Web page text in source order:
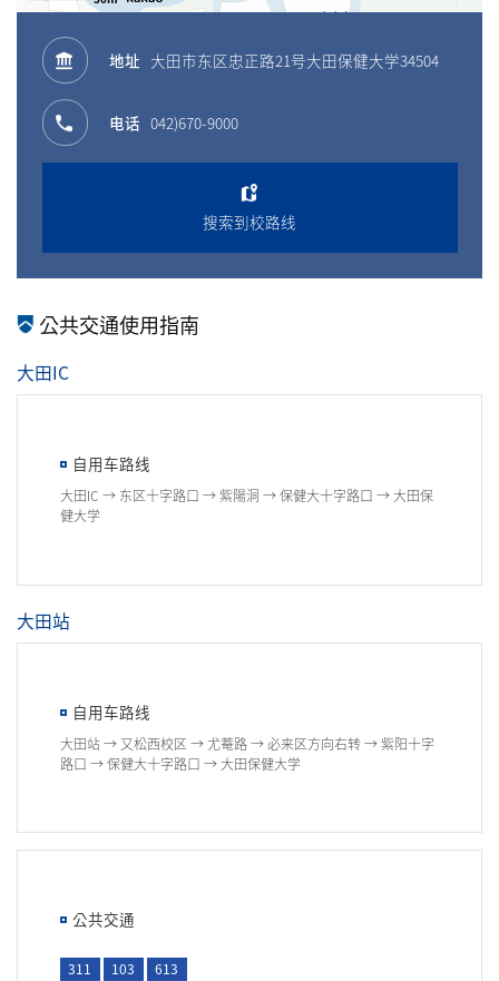
地址 大田市东区忠正路21号大田保健大学34504
电话 042)670-9000
搜索到校路线
公共交通使用指南
大田IC
自用车路线
大田IC → 东区十字路口 → 紫陽洞 → 保健大十字路口 → 大田保
健大学
大田站
自用车路线
大田站 → 又松西校区 → 尤菴路 → 必来区方向右转 → 紫阳十字
路口 → 保健大十字路口 → 大田保健大学
公共交通
311 103
613